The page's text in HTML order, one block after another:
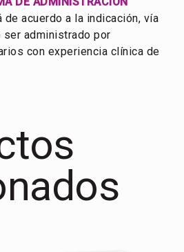
acuerdo a la indicación, vía
ser administrado por
con experiencia clínica de